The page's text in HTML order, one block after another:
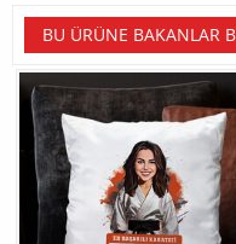
BU ÜRÜNE BAKANLAR